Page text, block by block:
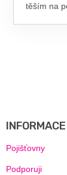
těším na
Pojišťovny
Podporuji